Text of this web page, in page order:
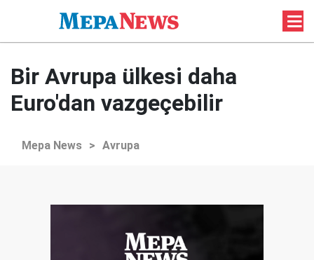
Bir Avrupa ülkesi daha
Euro'dan vazgeçebilir
Mepa News > Avrupa